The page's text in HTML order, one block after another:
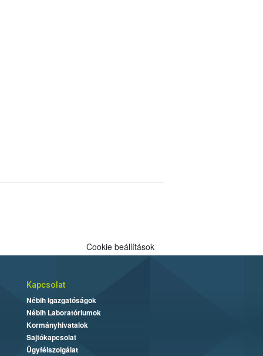
Cookie beállítások
Kapcsolat
Nébih Igazgatóságok
Nébih Laboratóriumok
Kormányhivatalok
Sajtókapcsolat
Ügyfélszolgálat